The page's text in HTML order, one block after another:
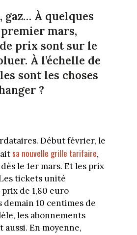
gaz… À quelques
mars,
prix sont sur le
À l’échelle de
sont les choses
?
Début février, le
sa nouvelle grille tarifaire,
le 1er mars. Et les prix
tickets unité
prix de 1,80 euro
10 centimes de
les abonnements
En moyenne,